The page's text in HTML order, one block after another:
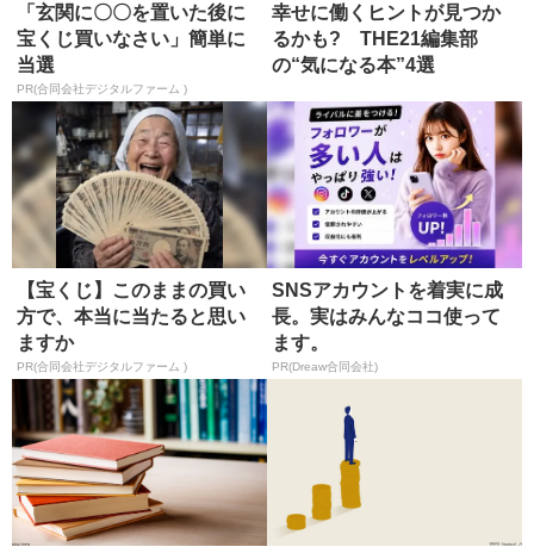
「玄関に〇〇を置いた後に
宝くじ買いなさい」簡単に
当選
PR(合同会社デジタルファーム )
幸せに働くヒントが見つか
るかも? THE21編集部
の“気になる本”4選
【宝くじ】このままの買い
方で、本当に当たると思い
ますか
PR(合同会社デジタルファーム )
SNSアカウントを着実に成
長。実はみんなココ使って
ます。
PR(Dreaw合同会社)